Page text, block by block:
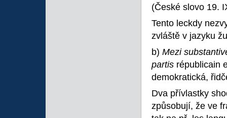
(České slovo 19.
Tento leckdy
zvláště v jazyku
b) Mezi
partis républicain
demokratická,
Dva přívlastky
způsobují, že ve